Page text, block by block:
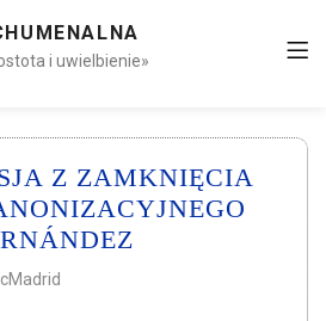
i uwielbienie»
Z ZAMKNIĘCIA